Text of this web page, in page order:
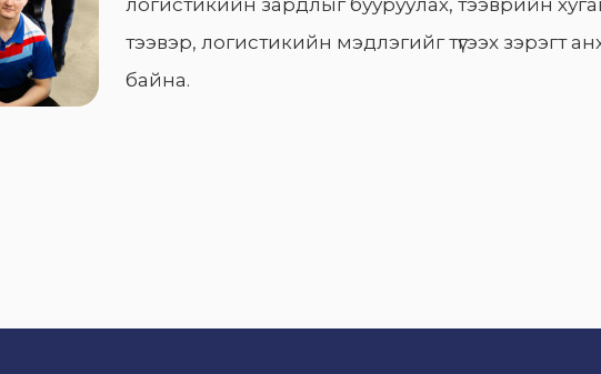
логистикийн зардлыг бууруулах, тээврийн
тээвэр, логистикийн мэдлэгийг түгээх зэрэгт
байна.